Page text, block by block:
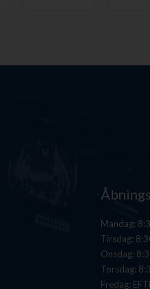
Mandag:
Tirsdag:
Onsdag:
Torsdag:
Fredag: